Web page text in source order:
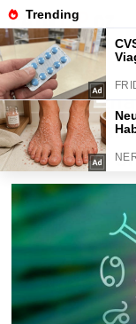
Fajntip.cz
V tomto
nejčistším
kterým je